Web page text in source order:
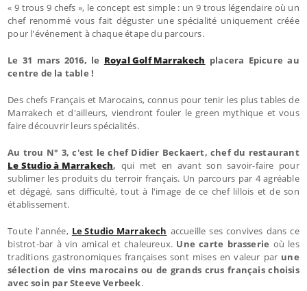
« 9 trous 9 chefs », le concept est simple : un 9 trous légendaire où un
chef renommé vous fait déguster une spécialité uniquement créée
pour l'événement à chaque étape du parcours.
Le 31 mars 2016, le Royal Golf Marrakech placera Epicure au
centre de la table !
Des chefs Français et Marocains, connus pour tenir les plus tables de
Marrakech et d'ailleurs, viendront fouler le green mythique et vous
faire découvrir leurs spécialités.
Au trou N° 3, c'est le chef Didier Beckaert, chef du restaurant
Le Studio à Marrakech, qui met en avant son savoir-faire pour
sublimer les produits du terroir français. Un parcours par 4 agréable
et dégagé, sans difficulté, tout à l'image de ce chef lillois et de son
établissement.
Toute l'année, Le Studio Marrakech accueille ses convives dans ce
bistrot-bar à vin amical et chaleureux. Une carte brasserie où les
traditions gastronomiques françaises sont mises en valeur par une
sélection de vins marocains ou de grands crus français choisis
avec soin par Steeve Verbeek.